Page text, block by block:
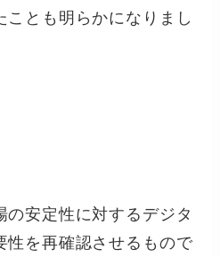
ことも明らかになりまし
の安定性に対するデジタ
性を再確認させるもので